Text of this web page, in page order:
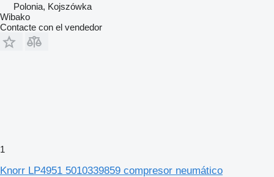
Polonia, Kojszówka
Wibako
Contacte con el vendedor
1
Knorr LP4951 5010339859 compresor neumático